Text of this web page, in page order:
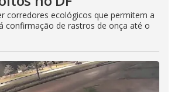
corredores ecológicos que permitem a
confirmação de rastros de onça até o